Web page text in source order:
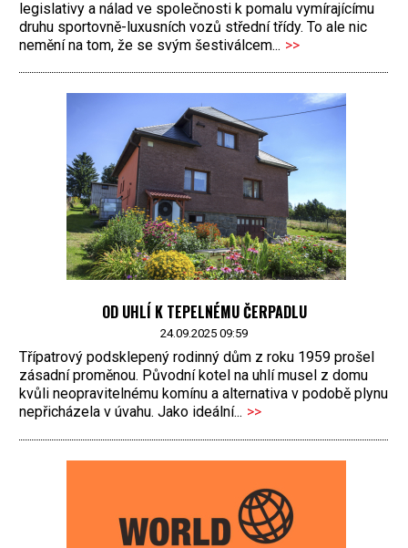
legislativy a nálad ve společnosti k pomalu vymírajícímu
druhu sportovně-luxusních vozů střední třídy. To ale nic
nemění na tom, že se svým šestiválcem... >>
OD UHLÍ K TEPELNÉMU ČERPADLU
24.09.2025 09:59
Třípatrový podsklepený rodinný dům z roku 1959 prošel
zásadní proměnou. Původní kotel na uhlí musel z domu
kvůli neopravitelnému komínu a alternativa v podobě plynu
nepřicházela v úvahu. Jako ideální... >>